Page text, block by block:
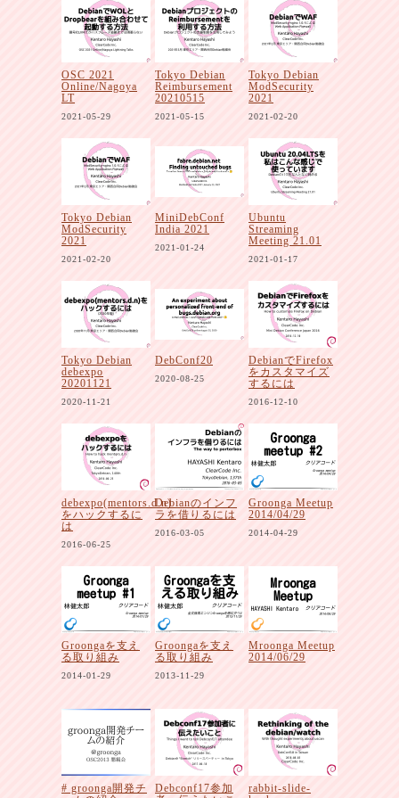
OSC 2021
Online/Nagoya
LT
2021-05-29
Tokyo Debian
Reimbursement
20210515
2021-05-15
Tokyo Debian
ModSecurity
2021
2021-02-20
Tokyo Debian
ModSecurity
2021
2021-02-20
MiniDebConf
India 2021
2021-01-24
Ubuntu
Streaming
Meeting 21.01
2021-01-17
Tokyo Debian
debexpo
20201121
2020-11-21
DebConf20
2020-08-25
DebianでFirefox
をカスタマイズ
するには
2016-12-10
debexpo(mentors.d.n)
をハックするに
は
2016-06-25
Debianのインフ
ラを借りるには
2016-03-05
Groonga Meetup
2014/04/29
2014-04-29
Groongaを支え
る取り組み
2014-01-29
Groongaを支え
る取り組み
2013-11-29
Mroonga Meetup
2014/06/29
# groonga開発チ
Debconf17参加
rabbit-slide-